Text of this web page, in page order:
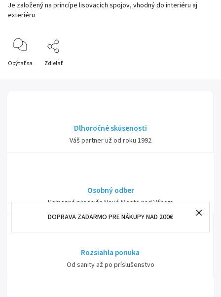
DOPRAVA ZADARMO PRE NÁKUPY NAD 200€
Je založený na princípe lisovacích spojov, vhodný do interiéru aj
exteriéru
Opýtať sa Zdieľať
Dlhoročné skúsenosti
Váš partner už od roku 1992
Osobný odber
Kamenná predajňa Nové Mesto nad Váhom
Rozsiahla ponuka
Od sanity až po príslušenstvo